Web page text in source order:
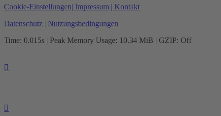
Cookie-Einstellungen| Impressum | Kontakt
Datenschutz | Nutzungsbedingungen
Time: 0.015s | Peak Memory Usage: 10.34 MiB | GZIP: Off